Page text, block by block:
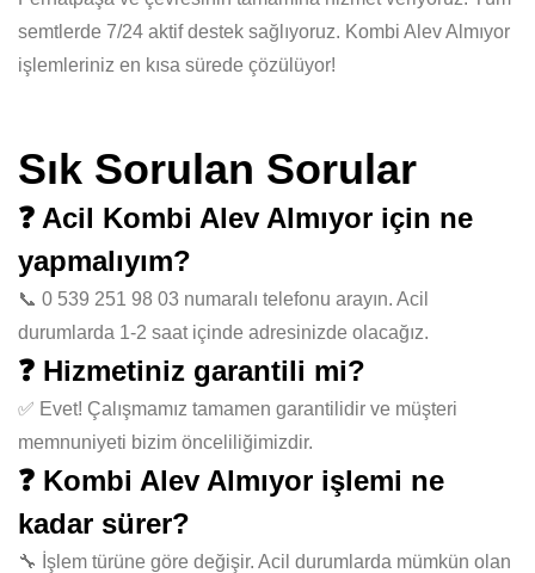
semtlerde 7/24 aktif destek sağlıyoruz. Kombi Alev Almıyor
işlemleriniz en kısa sürede çözülüyor!
Sık Sorulan Sorular
❓ Acil Kombi Alev Almıyor için ne
yapmalıyım?
📞 0 539 251 98 03 numaralı telefonu arayın. Acil
durumlarda 1-2 saat içinde adresinizde olacağız.
❓ Hizmetiniz garantili mi?
✅ Evet! Çalışmamız tamamen garantilidir ve müşteri
memnuniyeti bizim önceliliğimizdir.
❓ Kombi Alev Almıyor işlemi ne
kadar sürer?
🔧 İşlem türüne göre değişir. Acil durumlarda mümkün olan